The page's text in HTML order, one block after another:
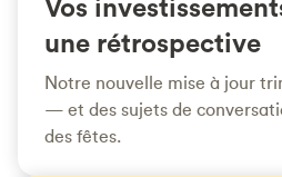
Vos
une rétrospective
Notre nouvelle mise à jour
— et des sujets de
des fêtes.